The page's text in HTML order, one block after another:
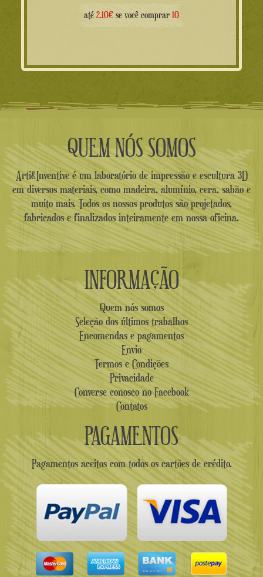
até 2.10€ se você comprar 10
QUEM NÓS SOMOS
Arti&Inventive é um laboratório de impressão e escultura 3D
em diversos materiais, como madeira, alumínio, cera, sabão e
muito mais. Todos os nossos produtos são projetados,
fabricados e finalizados inteiramente em nossa oficina.
INFORMAÇÃO
Quem nós somos
Seleção dos últimos trabalhos
Encomendas e pagamentos
Envio
Termos e Condições
Privacidade
Converse conosco no Facebook
Contatos
PAGAMENTOS
Pagamentos aceitos com todos os cartões de crédito.